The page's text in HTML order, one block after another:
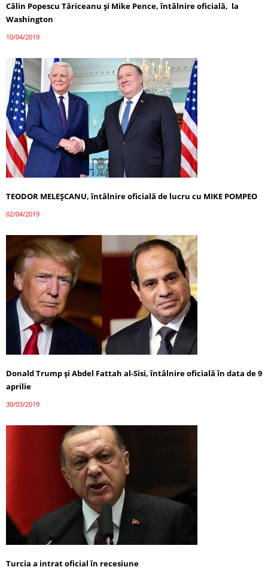
Călin Popescu Tăriceanu și Mike Pence, întâlnire oficială, la
Washington
10/04/2019
TEODOR MELEȘCANU, întâlnire oficială de lucru cu MIKE POMPEO
02/04/2019
Donald Trump şi Abdel Fattah al-Sisi, întâlnire oficială în data de 9
aprilie
30/03/2019
Turcia a intrat oficial în recesiune